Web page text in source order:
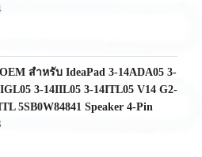
สำหรับ IdeaPad 3-14ADA05 3-
3-14IIL05 3-14ITL05 V14 G2-
5SB0W84841 Speaker 4-Pin